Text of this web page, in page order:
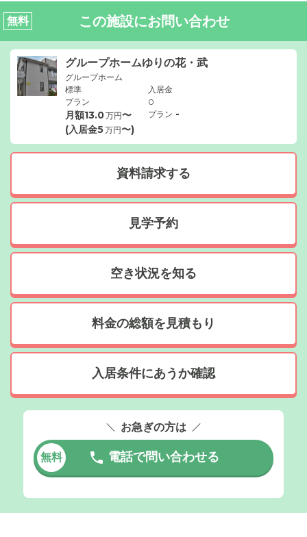
無料 この施設にお問い合わせ
グループホームゆりの花・武
グループホーム
標準
プラン
月額13.0万円〜
(入居金5万円〜)
入居金
0
プラン -
資料請求する
見学予約
空き状況を知る
料金の総額を見積もり
入居条件にあうか確認
お急ぎの方は
無料 電話で問い合わせる